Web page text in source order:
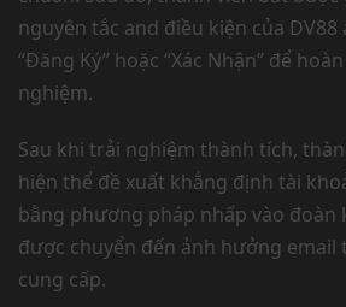
nguyên tắc and điều kiện của
“Đăng Ký” hoặc “Xác Nhận” để
nghiệm.
Sau khi trải nghiệm thành tích,
hiện thể đề xuất khẳng định tài
bằng phương pháp nhấp vào đoàn
được chuyển đến ảnh hưởng email
cung cấp.